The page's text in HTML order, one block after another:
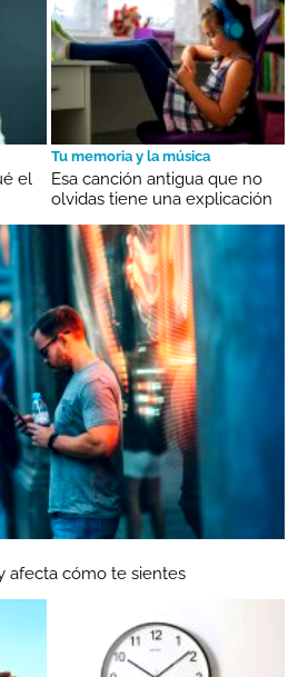
el
Tu memoria y la música
Esa canción antigua que no
olvidas tiene una explicación
afecta cómo te sientes